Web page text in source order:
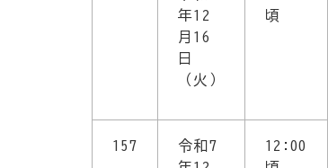
年12
月16
日
（火）
頃
157
令和7
12:00